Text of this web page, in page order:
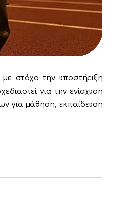
στόχο την υποστήριξη
για την ενίσχυση
για μάθηση, εκπαίδευση